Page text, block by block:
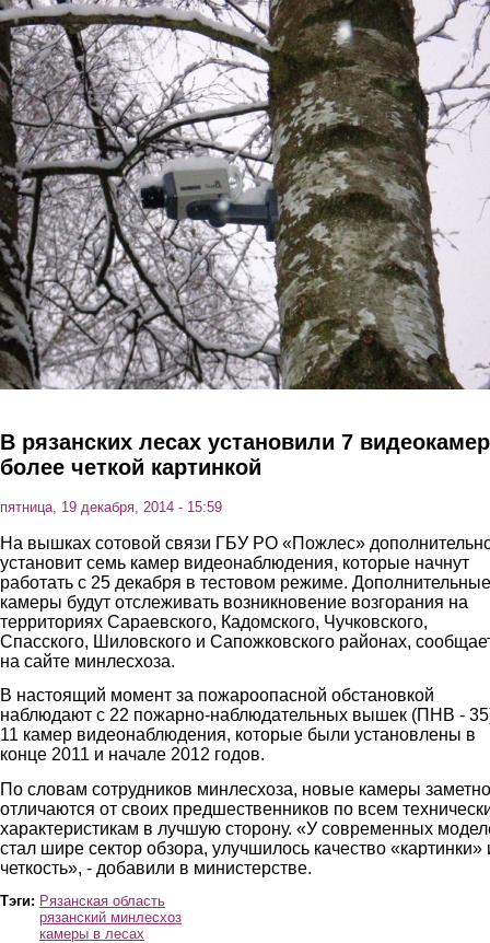
Перейти к основному содержанию
В рязанских лесах установили 7
более четкой картинкой
пятница, 19 декабря, 2014 - 15:59
На вышках сотовой связи ГБУ РО «Пожлес»
установит семь камер видеонаблюдения, которые начнут
работать с 25 декабря в тестовом режиме. Дополнительные
камеры будут отслеживать возникновение возгорания на
территориях Сараевского, Кадомского, Чучковского,
Спасского, Шиловского и Сапожковского районах,
на сайте минлесхоза.
В настоящий момент за пожароопасной обстановкой
наблюдают с 22 пожарно-наблюдательных вышек (ПНВ -
11 камер видеонаблюдения, которые были установлены в
конце 2011 и начале 2012 годов.
По словам сотрудников минлесхоза, новые камеры заметно
отличаются от своих предшественников по всем
характеристикам в лучшую сторону. «У современных
стал шире сектор обзора, улучшилось качество «картинки»
четкость», - добавили в министерстве.
Тэги: Рязанская область
рязанский минлесхоз
камеры в лесах